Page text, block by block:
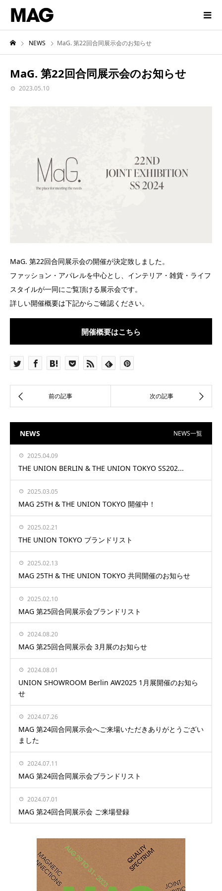
NEWS MaG. 第22回合同展示会のお知らせ
MaG. 第22回合同展示会のお知らせ
2023.05.10
MaG. 第22回合同展示会の開催が決定致しました。
ファッション・アパレルを中心とし、インテリア・雑貨・ライフ
スタイルが一同にご覧頂ける展示会です。
詳しい開催概要は下記からご確認ください。
開催概要はこちら
NEWS NEWS一覧
2025.04.09
THE UNION BERLIN & THE UNION TOKYO SS202...
2025.03.05
MAG 25TH & THE UNION TOKYO 開催中！
2025.02.21
THE UNION TOKYO ブランドリスト
2025.02.13
MAG 25TH & THE UNION TOKYO 共同開催のお知らせ
2025.02.10
MAG 第25回合同展示会ブランドリスト
2024.08.20
MAG 第25回合同展示会 3月展のお知らせ
2024.08.01
UNION SHOWROOM Berlin AW2025 1月展開催のお知ら
せ
2024.07.26
MAG 第24回合同展示会へご来場いただきありがとうござい
ました
2024.07.11
MAG 第24回合同展示会ブランドリスト
2024.07.01
MAG 第24回合同展示会 ご来場登録